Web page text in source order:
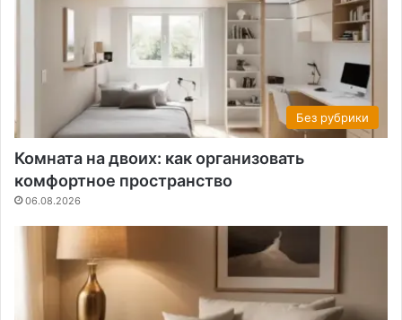
Без рубрики
Комната на двоих: как организовать
комфортное пространство
06.08.2026